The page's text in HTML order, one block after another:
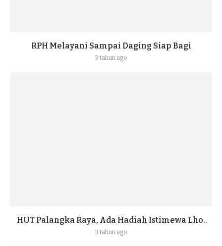
RPH Melayani Sampai Daging Siap Bagi
3 tahun ago
HUT Palangka Raya, Ada Hadiah Istimewa Lho..
3 tahun ago